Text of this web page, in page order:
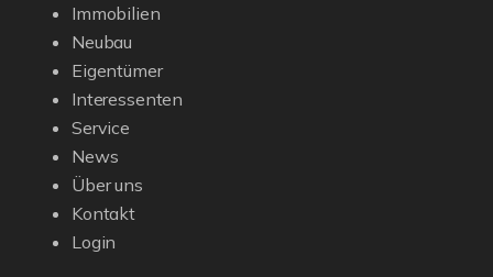
Immobilien
Neubau
Eigentümer
Interessenten
Service
News
Über uns
Kontakt
Login